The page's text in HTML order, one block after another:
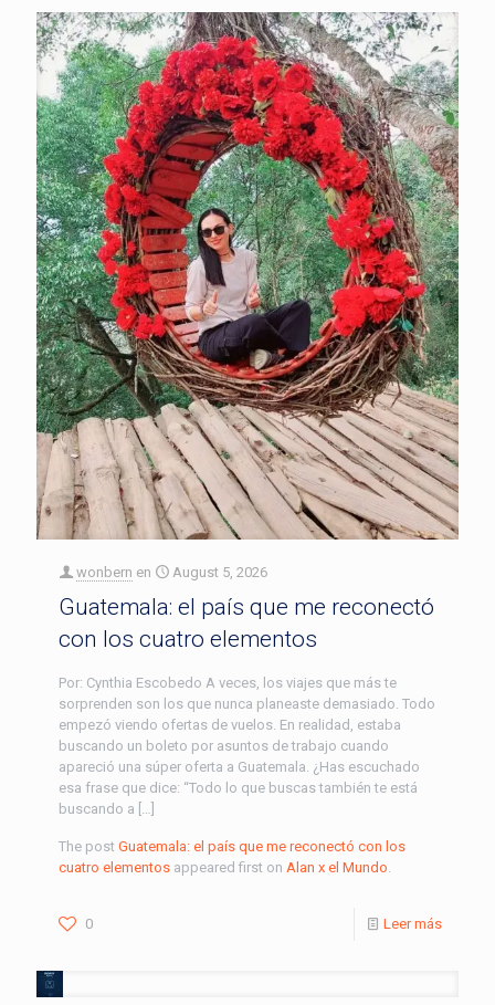
wonbern en August 5, 2026
Guatemala: el país que me reconectó
con los cuatro elementos
Por: Cynthia Escobedo A veces, los viajes que más te
sorprenden son los que nunca planeaste demasiado. Todo
empezó viendo ofertas de vuelos. En realidad, estaba
buscando un boleto por asuntos de trabajo cuando
apareció una súper oferta a Guatemala. ¿Has escuchado
esa frase que dice: “Todo lo que buscas también te está
buscando a […]
The post Guatemala: el país que me reconectó con los
cuatro elementos appeared first on Alan x el Mundo
0 Leer más